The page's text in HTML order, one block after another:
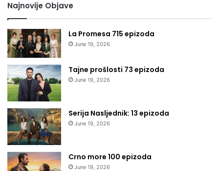
Najnovije Objave
La Promesa 715 epizoda
June 19, 2026
Tajne prošlosti 73 epizoda
June 19, 2026
Serija Nasljednik: 13 epizoda
June 19, 2026
Crno more 100 epizoda
June 19, 2026